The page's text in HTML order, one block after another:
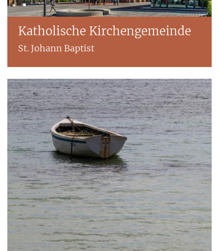
Katholische Kirchengemeinde
St. Johann Baptist